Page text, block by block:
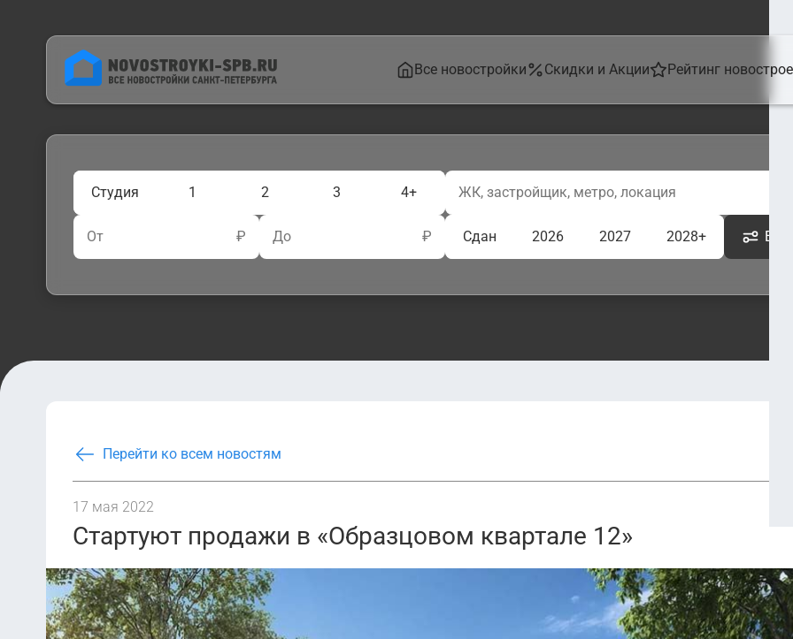
Все новостройки Скидки и Акции Рейтинг
Студия 1 2 3 4+
От ₽ До ₽ Сдан 2026 2027 2028+
Перейти ко всем новостям
17 мая 2022
Стартуют продажи в «Образцовом квартале 12»